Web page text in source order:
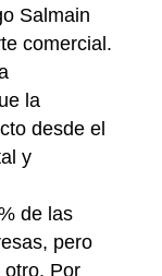
Salmain
comercial.
la
desde el
y
de las
pero
Por